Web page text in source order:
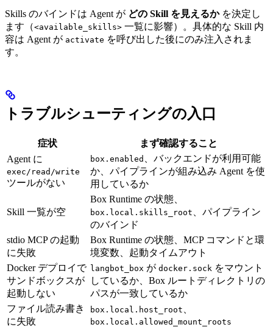
Skills のバインドは Agent が どの Skill を見えるかを決定し
ます（<available_skills> 一覧に影響）。具体的な Skill 内
容は Agent が activate を呼び出した後にのみ注入されま
す。
トラブルシューティングの入口
症状
まず確認すること
Agent に
exec/read/write
ツールがない
box.enabled
、バックエンドが利用可能
か、パイプラインが組み込み Agent を使
用しているか
Skill 一覧が空
Box Runtime の状態、
box.local.skills_root
、パイプライン
のバインド
stdio MCP の起動
に失敗
Box Runtime の状態、MCP コマンドと環
境変数、起動タイムアウト
Docker デプロイで
サンドボックスが
起動しない
langbot_box が docker.sock をマウント
しているか、Box ルートディレクトリの
パスが一致しているか
ファイル読み書き
に失敗
box.local.host_root
box.local.allowed_mount_roots